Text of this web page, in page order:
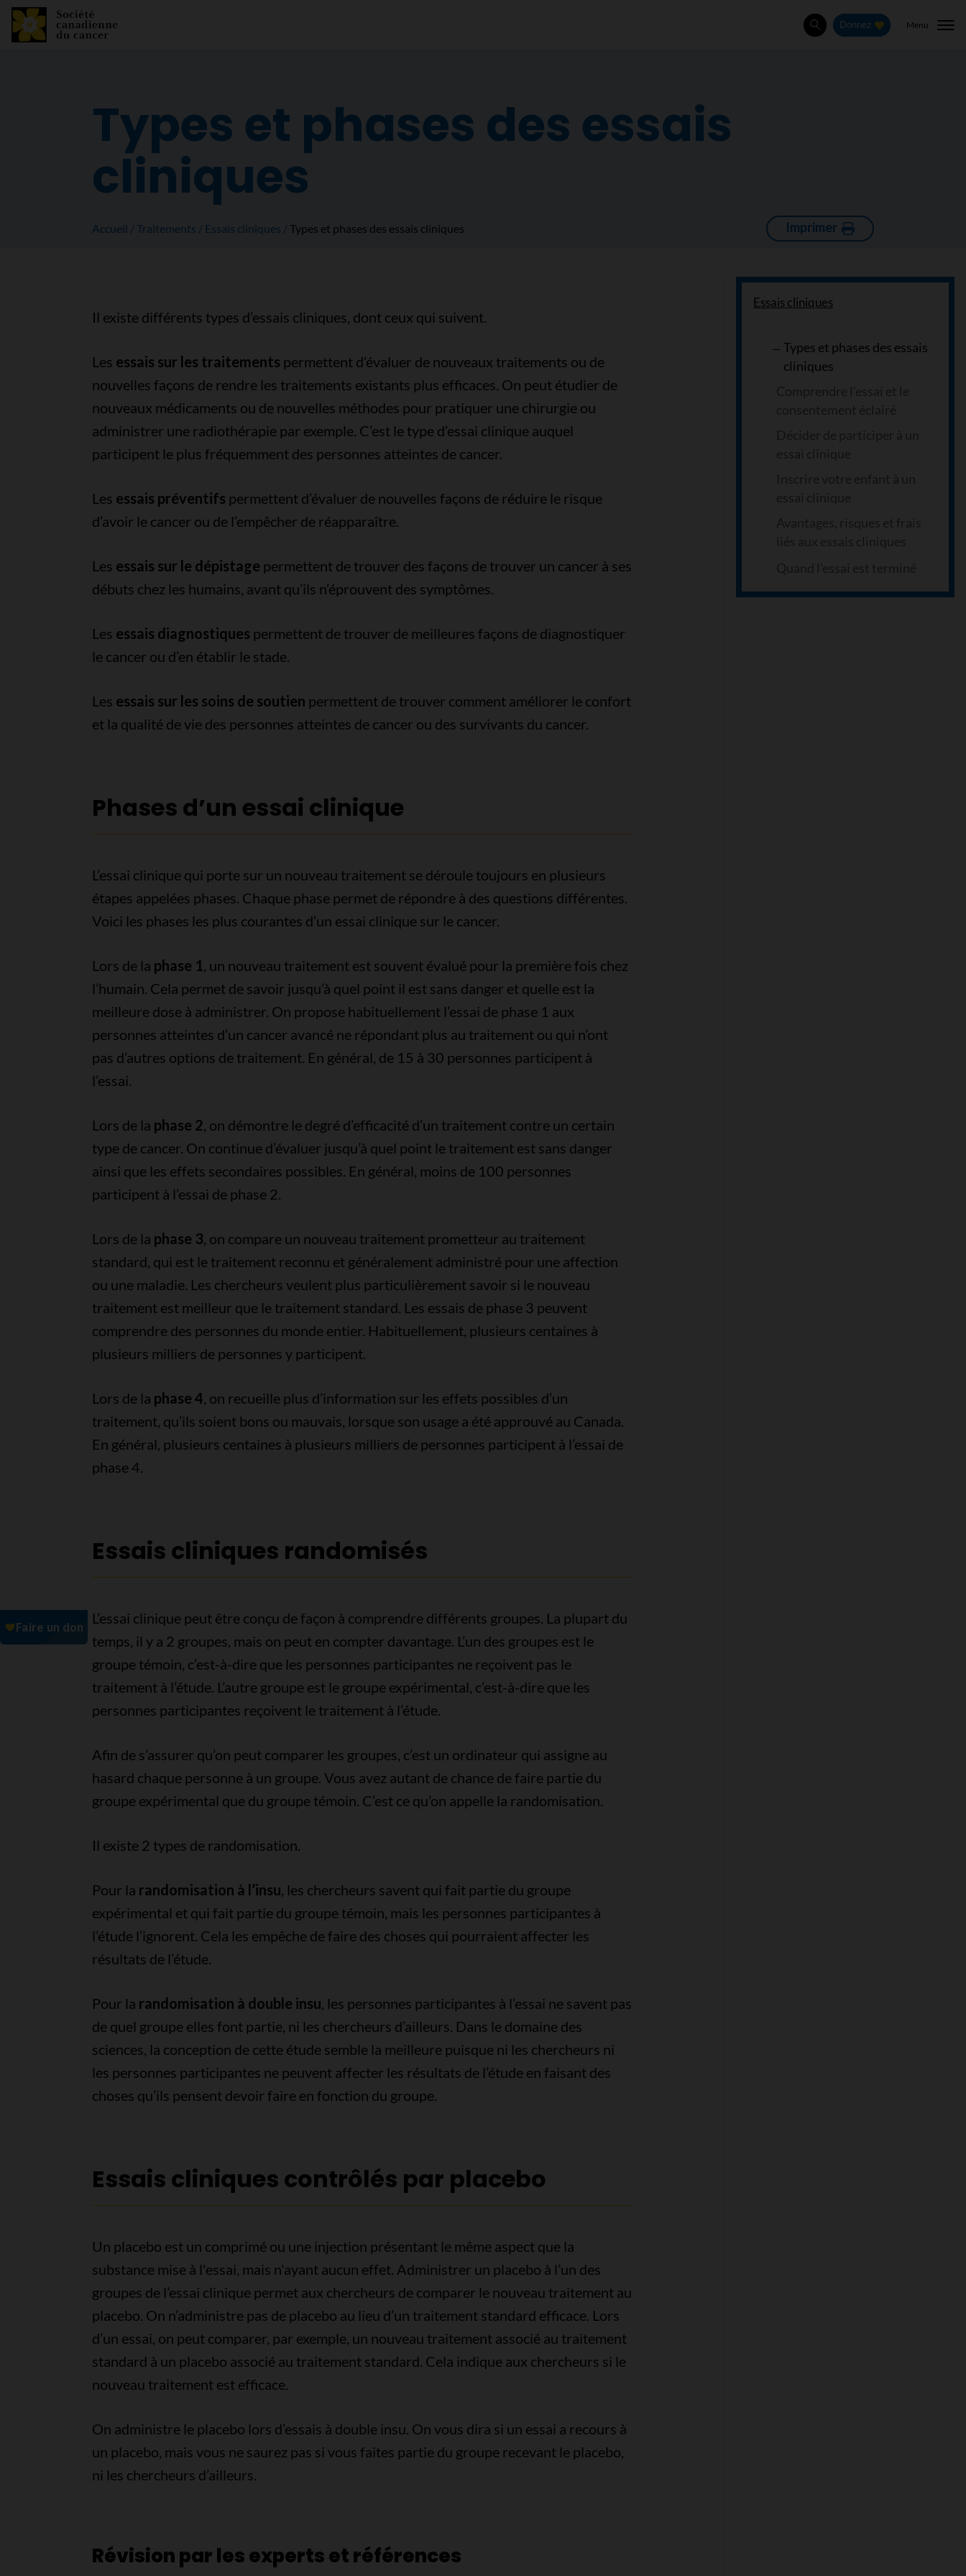
Rechercher
Donnez Menu
Types et phases des essais
cliniques
Accueil Traitements Essais cliniques Types et phases des essais cliniques Imprimer
Essais cliniques
Types et phases des essais
cliniques
Il existe différents types d’essais cliniques, dont ceux qui suivent.
Les essais sur les traitements permettent d’évaluer de nouveaux traitements ou de
nouvelles façons de rendre les traitements existants plus efficaces. On peut étudier de
nouveaux médicaments ou de nouvelles méthodes pour pratiquer une chirurgie ou
administrer une radiothérapie par exemple. C’est le type d’essai clinique auquel
participent le plus fréquemment des personnes atteintes de cancer.
Les essais préventifs permettent d’évaluer de nouvelles façons de réduire le risque
d’avoir le cancer ou de l’empêcher de réapparaître.
Les essais sur le dépistage permettent de trouver des façons de trouver un cancer à ses
débuts chez les humains, avant qu’ils n’éprouvent des symptômes.
Les essais diagnostiques permettent de trouver de meilleures façons de diagnostiquer
le cancer ou d’en établir le stade.
Les essais sur les soins de soutien permettent de trouver comment améliorer le confort
et la qualité de vie des personnes atteintes de cancer ou des survivants du cancer.
Phases d’un essai clinique
L’essai clinique qui porte sur un nouveau traitement se déroule toujours en plusieurs
étapes appelées phases. Chaque phase permet de répondre à des questions différentes.
Voici les phases les plus courantes d’un essai clinique sur le cancer.
Lors de la phase 1, un nouveau traitement est souvent évalué pour la première fois chez
l’humain. Cela permet de savoir jusqu’à quel point il est sans danger et quelle est la
meilleure dose à administrer. On propose habituellement l’essai de phase 1 aux
personnes atteintes d’un cancer avancé ne répondant plus au traitement ou qui n’ont
pas d’autres options de traitement. En général, de 15 à 30 personnes participent à
l’essai.
Lors de la phase 2, on démontre le degré d’efficacité d’un traitement contre un certain
type de cancer. On continue d’évaluer jusqu’à quel point le traitement est sans danger
ainsi que les effets secondaires possibles. En général, moins de 100 personnes
participent à l’essai de phase 2.
Lors de la phase 3, on compare un nouveau traitement prometteur au traitement
standard, qui est le traitement reconnu et généralement administré pour une affection
ou une maladie. Les chercheurs veulent plus particulièrement savoir si le nouveau
traitement est meilleur que le traitement standard. Les essais de phase 3 peuvent
comprendre des personnes du monde entier. Habituellement, plusieurs centaines à
plusieurs milliers de personnes y participent.
Lors de la phase 4, on recueille plus d’information sur les effets possibles d’un
traitement, qu’ils soient bons ou mauvais, lorsque son usage a été approuvé au Canada.
En général, plusieurs centaines à plusieurs milliers de personnes participent à l’essai de
phase 4.
Essais cliniques randomisés
L’essai clinique peut être conçu de façon à comprendre différents groupes. La plupart du
temps, il y a 2 groupes, mais on peut en compter davantage. L’un des groupes est le
groupe témoin, c’est-à-dire que les personnes participantes ne reçoivent pas le
traitement à l’étude. L’autre groupe est le groupe expérimental, c’est-à-dire que les
personnes participantes reçoivent le traitement à l’étude.
Afin de s’assurer qu’on peut comparer les groupes, c’est un ordinateur qui assigne au
hasard chaque personne à un groupe. Vous avez autant de chance de faire partie du
groupe expérimental que du groupe témoin. C’est ce qu’on appelle la randomisation.
Il existe 2 types de randomisation.
Pour la randomisation à l’insu, les chercheurs savent qui fait partie du groupe
expérimental et qui fait partie du groupe témoin, mais les personnes participantes à
l’étude l’ignorent. Cela les empêche de faire des choses qui pourraient affecter les
résultats de l’étude.
Pour la randomisation à double insu, les personnes participantes à l’essai ne savent pas
de quel groupe elles font partie, ni les chercheurs d’ailleurs. Dans le domaine des
sciences, la conception de cette étude semble la meilleure puisque ni les chercheurs ni
les personnes participantes ne peuvent affecter les résultats de l’étude en faisant des
choses qu’ils pensent devoir faire en fonction du groupe.
Essais cliniques contrôlés par placebo
Un placebo est un comprimé ou une injection présentant le même aspect que la
substance mise à l'essai, mais n'ayant aucun effet. Administrer un placebo à l’un des
groupes de l’essai clinique permet aux chercheurs de comparer le nouveau traitement au
placebo. On n’administre pas de placebo au lieu d’un traitement standard efficace. Lors
d’un essai, on peut comparer, par exemple, un nouveau traitement associé au traitement
standard à un placebo associé au traitement standard. Cela indique aux chercheurs si le
nouveau traitement est efficace.
On administre le placebo lors d’essais à double insu. On vous dira si un essai a recours à
un placebo, mais vous ne saurez pas si vous faites partie du groupe recevant le placebo,
ni les chercheurs d’ailleurs.
Révision par les experts et références